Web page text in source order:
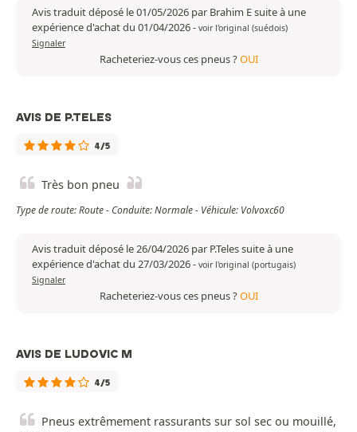
Avis traduit déposé le 01/05/2026 par Brahim E suite à une
expérience d'achat du 01/04/2026- voir l'original (suédois)
Signaler
Racheteriez-vous ces pneus ?OUI
AVIS DE P.TELES
4/5
Très bon pneu
Type de route: Route - Conduite: Normale - Véhicule: Volvoxc60
Avis traduit déposé le 26/04/2026 par P.Teles suite à une
expérience d'achat du 27/03/2026- voir l'original (portugais)
Signaler
Racheteriez-vous ces pneus ?OUI
AVIS DE LUDOVIC M
4/5
Pneus extrêmement rassurants sur sol sec ou mouillé,